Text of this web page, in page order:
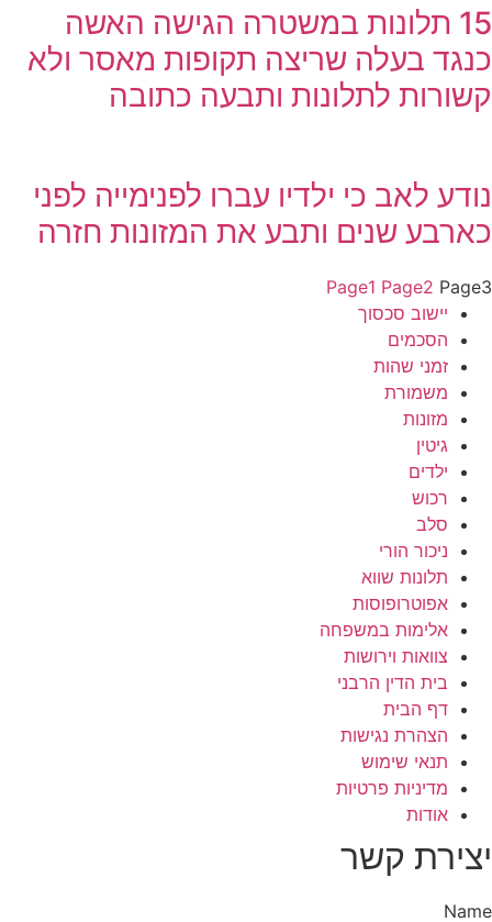
15 תלונות במשטרה הגישה האשה
כנגד בעלה שריצה תקופות מאסר ולא
קשורות לתלונות ותבעה כתובה
נודע לאב כי ילדיו עברו לפנימייה לפני
כארבע שנים ותבע את המזונות חזרה
Page1 Page2 Page3
יישוב סכסוך
הסכמים
זמני שהות
משמורת
מזונות
גיטין
ילדים
רכוש
סלב
ניכור הורי
תלונות שווא
אפוטרופוסות
אלימות במשפחה
צוואות וירושות
בית הדין הרבני
דף הבית
הצהרת נגישות
תנאי שימוש
מדיניות פרטיות
אודות
יצירת קשר
Name